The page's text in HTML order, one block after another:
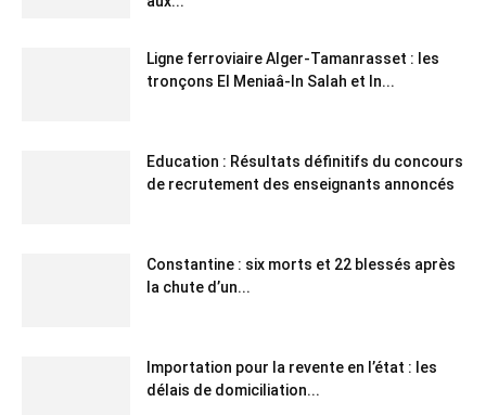
Ligne ferroviaire Alger-Tamanrasset : les
tronçons El Meniaâ-In Salah et In...
Education : Résultats définitifs du concours
de recrutement des enseignants annoncés
Constantine : six morts et 22 blessés après
la chute d’un...
Importation pour la revente en l’état : les
délais de domiciliation...